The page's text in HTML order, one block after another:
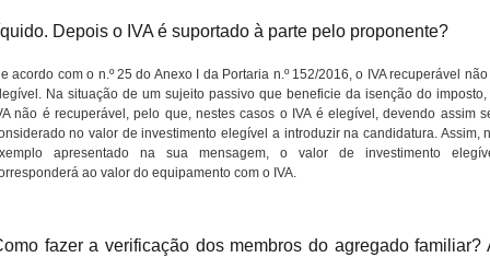
Depois o IVA é suportado à parte pelo proponente?
acordo com o n.º 25 do Anexo I da Portaria n.º 152/2016, o IVA recuperável não
Na situação de um sujeito passivo que beneficie da isenção do imposto,
não é recuperável, pelo que, nestes casos o IVA é elegível, devendo assim
no valor de investimento elegível a introduzir na candidatura. Assim,
apresentado na sua mensagem, o valor de investimento
ao valor do equipamento com o IVA.
fazer a verificação dos membros do agregado familiar?